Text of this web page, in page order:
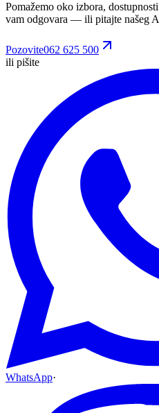
Pomažemo oko izbora,
vam odgovara — ili pitajte našeg
Pozovite062 625 500
ili pišite
WhatsApp·